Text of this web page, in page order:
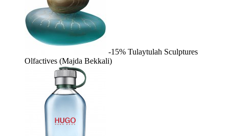
-15% Tulaytulah Sculptures
Olfactives (Majda Bekkali)